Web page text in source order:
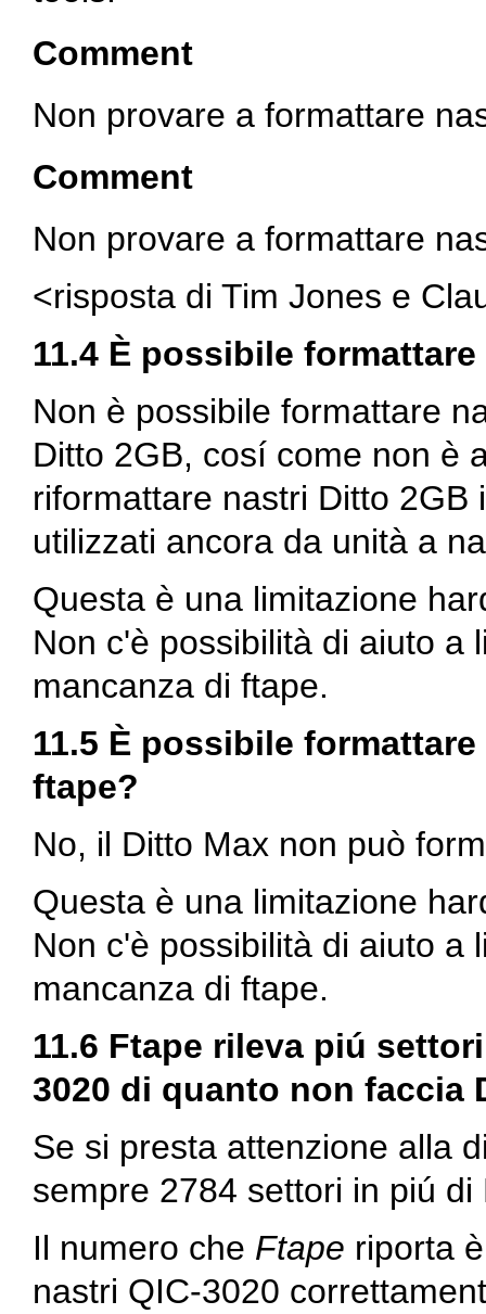
Comment
Non provare a formattare
Comment
Non provare a formattare
<risposta di Tim Jones e
11.4 È possibile
Non è possibile formattare
Ditto 2GB, cosí come non è
riformattare nastri Ditto 2GB
utilizzati ancora da unità a
Questa è una limitazione
Non c'è possibilità di aiuto a
mancanza di ftape.
11.5 È possibile
ftape?
No, il Ditto Max non può
Questa è una limitazione
Non c'è possibilità di aiuto a
mancanza di ftape.
11.6 Ftape rileva piú
3020 di quanto non faccia
Se si presta attenzione alla
sempre 2784 settori in piú di
Il numero che Ftape riporta
nastri QIC-3020